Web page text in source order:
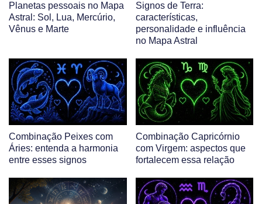
Planetas pessoais no Mapa
Astral: Sol, Lua, Mercúrio,
Vênus e Marte
Signos de Terra:
características,
personalidade e influência
no Mapa Astral
Combinação Peixes com
Áries: entenda a harmonia
entre esses signos
Combinação Capricórnio
com Virgem: aspectos que
fortalecem essa relação